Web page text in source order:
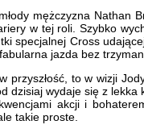
mężczyzna
w tej roli. Szybko
specjalnej Cross
jazda bez
przyszłość, to w wizji
dzisiaj wydaje się z
akcji i
takie proste.